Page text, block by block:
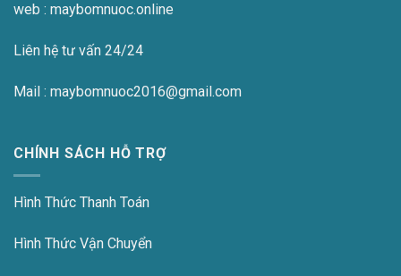
web : maybomnuoc.online
Liên hệ tư vấn 24/24
Mail : maybomnuoc2016@gmail.com
CHÍNH SÁCH HỖ TRỢ
Hình Thức Thanh Toán
Hình Thức Vận Chuyển